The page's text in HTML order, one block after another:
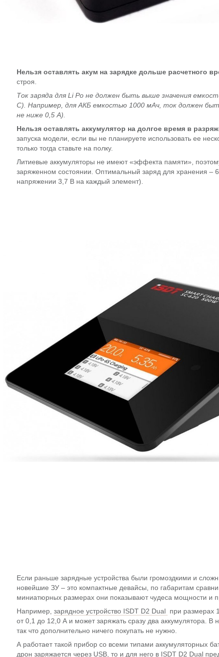
Нельзя оставлять акум на зарядке дольше расчетного
строя.
Ток заряда для Li Po не должен быть выше значения
С). Например, для АКБ емкостью 1000 мАч, ток должен
не ниже 0,5 А).
Нельзя оставлять аккумулятор на долгое время в
запуска модели, если вы не планируете использовать ее
только тогда ставьте на полку.
Литиевые аккумуляторы не имеют «эффекта памяти»,
заряженном состоянии. Оптимальный заряд для хранения –
напряжении 3,7 В на каждый элемент).
Если раньше зарядные устройства были громоздкими и
новейшие ЗУ – это компактные девайсы, по габаритам
миниатюрных размерах они показывают чудеса мощности и
Например, зарядное устройство ISDT D2 Dual при размерах
от 0,1 до 12,0 А и может заряжать сразу два аккумулятора. В
так что дополнительно ничего покупать не нужно.
А работает такой прибор со всеми типами аккумуляторных
дрон заряжается через USB, то и для него в ISDT D2 Dual